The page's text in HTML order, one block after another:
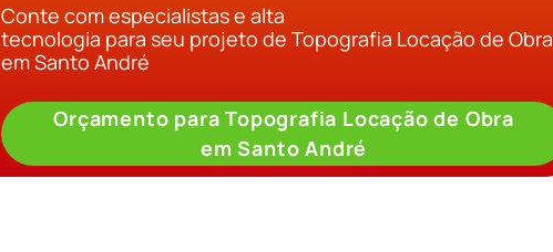
Conte com especialistas e alta
tecnologia para seu projeto de Topografia Locação de Obra
em Santo André
Orçamento para Topografia Locação de Obra
em Santo André